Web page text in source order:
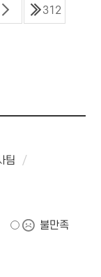
312
팀
불만족